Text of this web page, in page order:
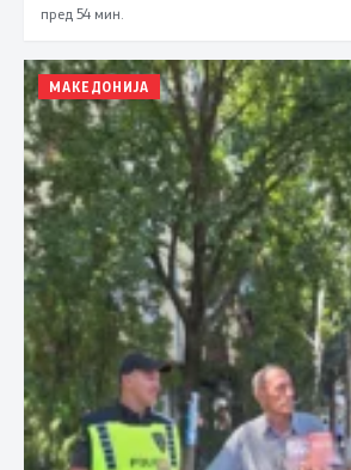
пред 54 мин.
МАКЕДОНИЈА